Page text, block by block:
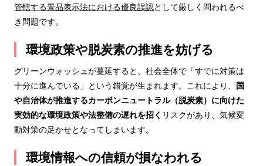
管轄する景品表示法における優良誤認として厳しく問われるべ
き問題です。
環境政策や脱炭素の推進を妨げる
グリーンウォッシュが蔓延すると、社会全体で「すでに対策は
十分に進んでいる」という錯覚が生まれます。これにより、 国
や自治体が推進するカーボンニュートラル（脱炭素）に向けた
実効的な環境政策や法整備の遅れを招く リスクがあり、気候変
動対策の足かせとなってしまいます。
環境情報への信頼が損なわれる